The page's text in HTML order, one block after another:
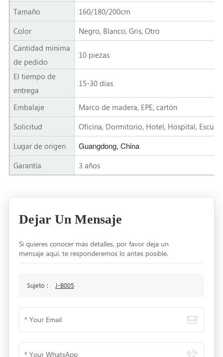
Tamaño
160/180/200cm
Color
Negro, Blanco, Gris, Otro
Cantidad mínima
de pedido
10 piezas
El tiempo de
entrega
15-30 días
Embalaje
Marco de madera, EPE, cartón
Solicitud
Oficina, Dormitorio, Hotel, Hospital,
Lugar de origen
Guangdong, China
Garantía 3 años
Dejar Un Mensaje
Si quieres conocer más detalles, por favor deja un
mensaje aquí, te responderemos lo antes posible.
Sujeto : J-B005